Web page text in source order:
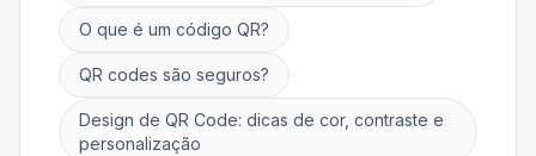
O que é um código QR?
QR codes são seguros?
Design de QR Code: dicas de cor, contraste e
personalização